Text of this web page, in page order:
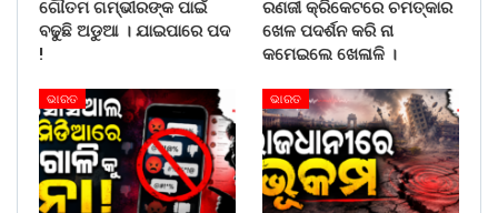
ଗୌତମ ଗମ୍ଭୀରଙ୍କ ପାଇଁ
ବଢୁଛି ଅଡୁଆ । ଯାଇପାରେ ପଦ
!
ରଣଜୀ କ୍ରିକେଟରେ ଚମତ୍କାର
ଖେଳ ପଦର୍ଶନ କରି ନା
କମେଇଲେ ଖେଳାଳି ।
ଭାରତ ଭାରତ